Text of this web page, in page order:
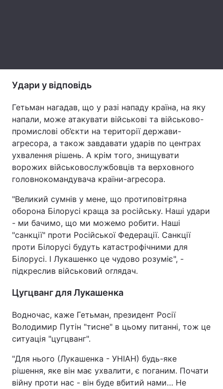
Тема оформлення
Удари у відповідь
Гетьман нагадав, що у разі нападу країна, на яку
напали, може атакувати військові та військово-
промислові об’єкти на території держави-
агресора, а також завдавати ударів по центрах
ухвалення рішень. А крім того, знищувати
ворожих військовослужбовців та верховного
головнокомандувача країни-агресора.
"Великий сумнів у мене, що протиповітряна
оборона Білорусі краща за російську. Наші удари
- ми бачимо, що ми можемо робити. Наші
"санкції" проти Російської Федерації. Санкції
проти Білорусі будуть катастрофічними для
Білорусі. І Лукашенко це чудово розуміє", -
підкреслив військовий оглядач.
Цугцванг для Лукашенка
Водночас, каже Гетьман, президент Росії
Володимир Путін "тисне" в цьому питанні, тож це
ситуація "цугцванг".
"Для нього (Лукашенка - УНІАН) будь-яке
рішення, яке він має ухвалити, є поганим. Почати
війну проти нас - він буде вбитий нами… Не